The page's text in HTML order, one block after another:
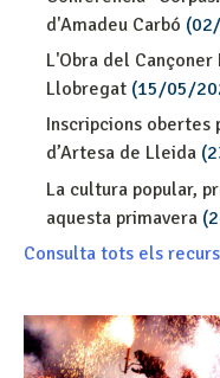
d'Amadeu Carbó
L'Obra del
Llobregat (15/05/
Inscripcions obertes
d’Artesa de Lleida
La cultura popular,
aquesta primavera
Consulta tots els